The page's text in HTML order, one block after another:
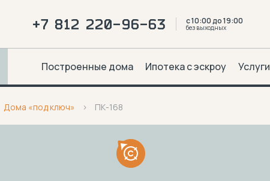
+7 812 220-96-63 с 10:00 до 19:00
без выходных
Построенные дома Ипотека с эскроу Услуги
Дома «под ключ» ПК-168